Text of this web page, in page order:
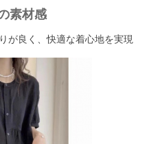
素材感
が良く、快適な着心地を実現